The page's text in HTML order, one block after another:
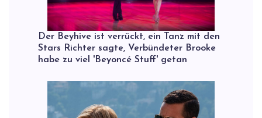
Der Beyhive ist verrückt, ein Tanz mit den
Stars Richter sagte, Verbündeter Brooke
habe zu viel 'Beyoncé Stuff' getan